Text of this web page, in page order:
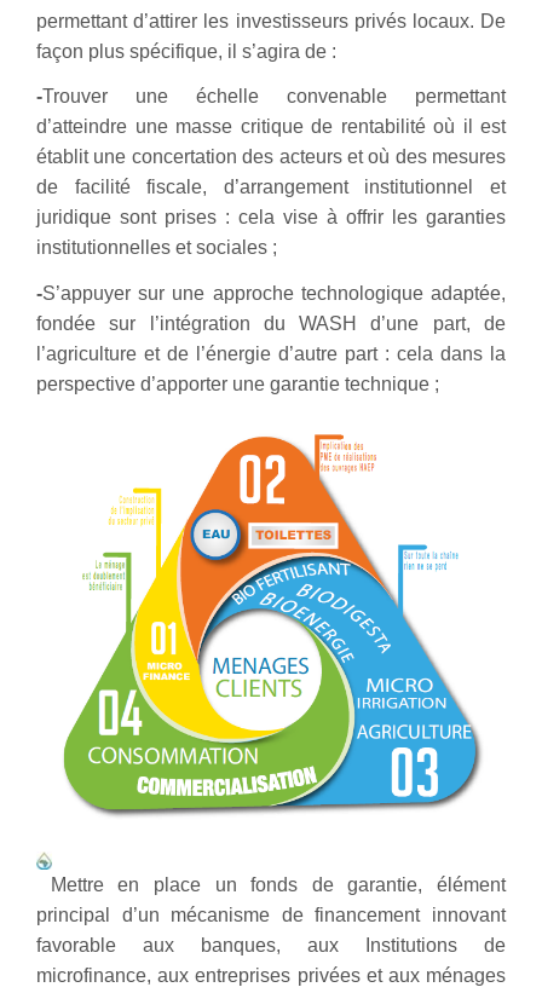
permettant d’attirer les investisseurs privés locaux. De
façon plus spécifique, il s’agira de :
-Trouver une échelle convenable permettant
d’atteindre une masse critique de rentabilité où il est
établit une concertation des acteurs et où des mesures
de facilité fiscale, d’arrangement institutionnel et
juridique sont prises : cela vise à offrir les garanties
institutionnelles et sociales ;
-S’appuyer sur une approche technologique adaptée,
fondée sur l’intégration du WASH d’une part, de
l’agriculture et de l’énergie d’autre part : cela dans la
perspective d’apporter une garantie technique ;
Mettre en place un fonds de garantie, élément
principal d’un mécanisme de financement innovant
favorable aux banques, aux Institutions de
microfinance, aux entreprises privées et aux ménages